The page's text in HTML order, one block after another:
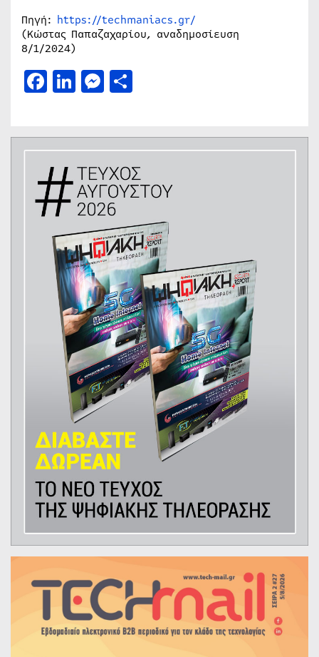
Πηγή: https://techmaniacs.gr/
(Κώστας Παπαζαχαρίου, αναδημοσίευση
8/1/2024)
Facebook
LinkedIn
Messenger